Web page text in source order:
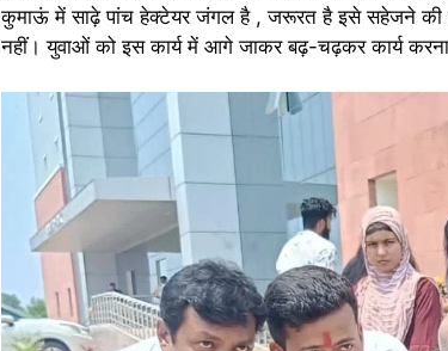
कुमाऊं में साढ़े पांच हेक्टेयर जंगल है , जरूरत है इसे सहेजने की
नहीं। युवाओं को इस कार्य में आगे जाकर बढ़-चढ़कर कार्य करना